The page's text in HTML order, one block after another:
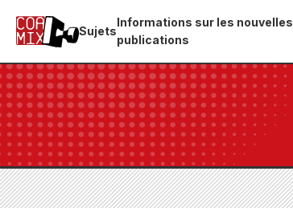
Sujets
Informations sur les nouvelles
publications